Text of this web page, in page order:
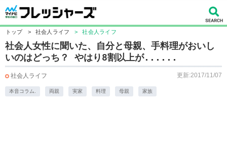
トップ > 社会人ライフ > 社会人ライフ
社会人女性に聞いた、自分と母親、手料理がおいし
いのはどっち？ やはり8割以上が......
社会人ライフ 更新:2017/11/07
本音コラム. 両親 実家 料理 母親 家族